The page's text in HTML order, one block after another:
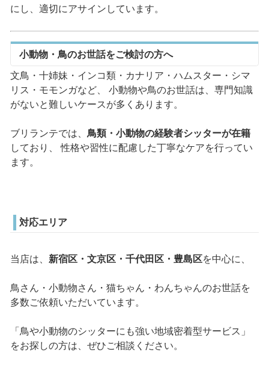
にし、適切にアサインしています。
小動物・鳥のお世話をご検討の方へ
文鳥・十姉妹・インコ類・カナリア・ハムスター・シマ
リス・モモンガなど、 小動物や鳥のお世話は、専門知識
がないと難しいケースが多くあります。
ブリランテでは、 鳥類・小動物の経験者シッターが在籍
しており、 性格や習性に配慮した丁寧なケアを行ってい
ます。
対応エリア
当店は、 新宿区・文京区・千代田区・豊島区を中心に、
鳥さん・小動物さん・猫ちゃん・わんちゃんのお世話を
多数ご依頼いただいています。
「鳥や小動物のシッターにも強い地域密着型サービス」
をお探しの方は、ぜひご相談ください。